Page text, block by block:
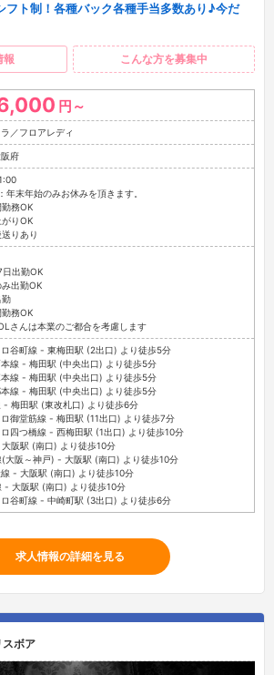
フト制！各種バック各種手当多数あり♪今だ
報 こんな方を募集中
円～
／フロアレディ
府
年末年始のみお休みを頂きます。
務OK
りOK
りあり
出勤OK
出勤OK
務OK
さんは本業のご都合を考慮します
谷町線 - 東梅田駅 (2出口) より徒歩5分
線 - 梅田駅 (中央出口) より徒歩5分
線 - 梅田駅 (中央出口) より徒歩5分
線 - 梅田駅 (中央出口) より徒歩5分
- 梅田駅 (東改札口) より徒歩6分
御堂筋線 - 梅田駅 (11出口) より徒歩7分
四つ橋線 - 西梅田駅 (1出口) より徒歩10分
阪駅 (南口) より徒歩10分
(大阪～神戸) - 大阪駅 (南口) より徒歩10分
- 大阪駅 (南口) より徒歩10分
- 大阪駅 (南口) より徒歩10分
谷町線 - 中崎町駅 (3出口) より徒歩6分
求人情報の詳細を見る
ボア